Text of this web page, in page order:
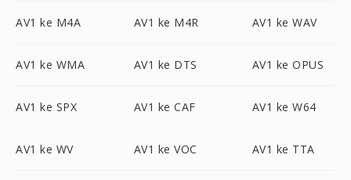
AV1 ke M4A AV1 ke M4R AV1 ke WAV
AV1 ke WMA AV1 ke DTS AV1 ke OPUS
AV1 ke SPX AV1 ke CAF AV1 ke W64
AV1 ke WV AV1 ke VOC AV1 ke TTA